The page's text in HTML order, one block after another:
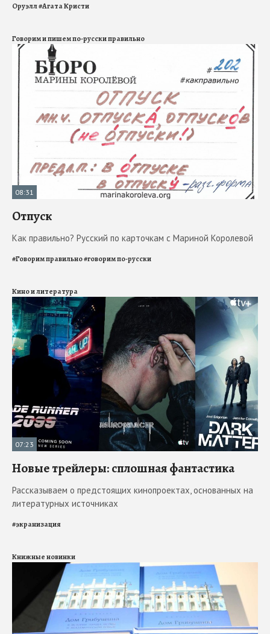
Оруэлл#Агата Кристи
Говорим и пишем по-русски правильно
08:31
Отпуск
Как правильно? Русский по карточкам с Мариной Королевой
#Говорим правильно#говорим по-русски
Кино и литература
07:23
Новые трейлеры: сплошная фантастика
Рассказываем о предстоящих кинопроектах, основанных на
литературных источниках
#экранизация
Книжные новинки